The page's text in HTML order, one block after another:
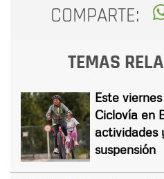
COMPARTE:
TEMAS
Este
Ciclovía en
actividades
suspensión